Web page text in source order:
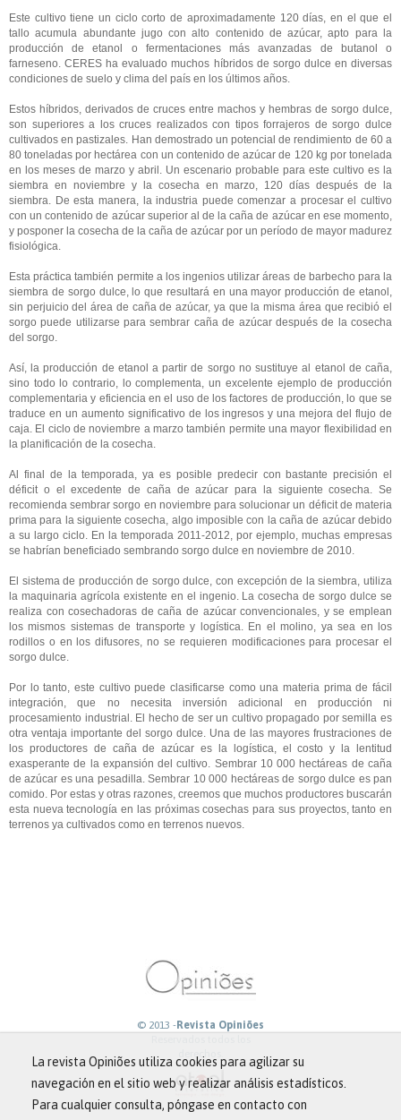
Este cultivo tiene un ciclo corto de aproximadamente 120 días, en el que el
tallo acumula abundante jugo con alto contenido de azúcar, apto para la
producción de etanol o fermentaciones más avanzadas de butanol o
farneseno. CERES ha evaluado muchos híbridos de sorgo dulce en diversas
condiciones de suelo y clima del país en los últimos años.
Estos híbridos, derivados de cruces entre machos y hembras de sorgo dulce,
son superiores a los cruces realizados con tipos forrajeros de sorgo dulce
cultivados en pastizales. Han demostrado un potencial de rendimiento de 60 a
80 toneladas por hectárea con un contenido de azúcar de 120 kg por tonelada
en los meses de marzo y abril. Un escenario probable para este cultivo es la
siembra en noviembre y la cosecha en marzo, 120 días después de la
siembra. De esta manera, la industria puede comenzar a procesar el cultivo
con un contenido de azúcar superior al de la caña de azúcar en ese momento,
y posponer la cosecha de la caña de azúcar por un período de mayor madurez
fisiológica.
Esta práctica también permite a los ingenios utilizar áreas de barbecho para la
siembra de sorgo dulce, lo que resultará en una mayor producción de etanol,
sin perjuicio del área de caña de azúcar, ya que la misma área que recibió el
sorgo puede utilizarse para sembrar caña de azúcar después de la cosecha
del sorgo.
Así, la producción de etanol a partir de sorgo no sustituye al etanol de caña,
sino todo lo contrario, lo complementa, un excelente ejemplo de producción
complementaria y eficiencia en el uso de los factores de producción, lo que se
traduce en un aumento significativo de los ingresos y una mejora del flujo de
caja. El ciclo de noviembre a marzo también permite una mayor flexibilidad en
la planificación de la cosecha.
Al final de la temporada, ya es posible predecir con bastante precisión el
déficit o el excedente de caña de azúcar para la siguiente cosecha. Se
recomienda sembrar sorgo en noviembre para solucionar un déficit de materia
prima para la siguiente cosecha, algo imposible con la caña de azúcar debido
a su largo ciclo. En la temporada 2011-2012, por ejemplo, muchas empresas
se habrían beneficiado sembrando sorgo dulce en noviembre de 2010.
El sistema de producción de sorgo dulce, con excepción de la siembra, utiliza
la maquinaria agrícola existente en el ingenio. La cosecha de sorgo dulce se
realiza con cosechadoras de caña de azúcar convencionales, y se emplean
los mismos sistemas de transporte y logística. En el molino, ya sea en los
rodillos o en los difusores, no se requieren modificaciones para procesar el
sorgo dulce.
Por lo tanto, este cultivo puede clasificarse como una materia prima de fácil
integración, que no necesita inversión adicional en producción ni
procesamiento industrial. El hecho de ser un cultivo propagado por semilla es
otra ventaja importante del sorgo dulce. Una de las mayores frustraciones de
los productores de caña de azúcar es la logística, el costo y la lentitud
exasperante de la expansión del cultivo. Sembrar 10 000 hectáreas de caña
de azúcar es una pesadilla. Sembrar 10 000 hectáreas de sorgo dulce es pan
comido. Por estas y otras razones, creemos que muchos productores buscarán
esta nueva tecnología en las próximas cosechas para sus proyectos, tanto en
terrenos ya cultivados como en terrenos nuevos.
© 2013 -Revista Opiniões
derechos.
La revista Opiniões utiliza cookies para agilizar su
navegación en el sitio web y realizar análisis estadísticos.
Para cualquier consulta, póngase en contacto con